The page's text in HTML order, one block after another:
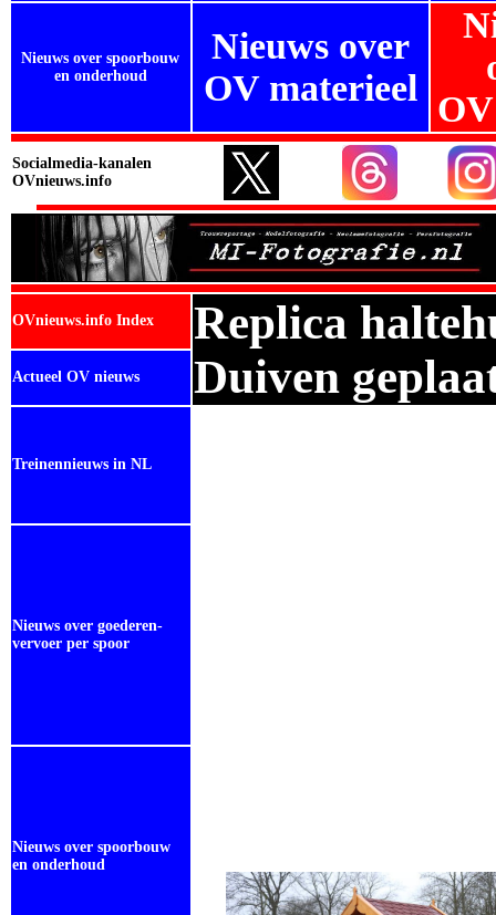
Nieuws over spoorbouw
en onderhoud
Nieuws over
OV materieel
Socialmedia-kanalen
OVnieuws.info
OVnieuws.info Index
Replica
Duiven
Actueel OV nieuws
Treinennieuws in NL
Nieuws over goederen-
vervoer per spoor
Nieuws over spoorbouw
en onderhoud